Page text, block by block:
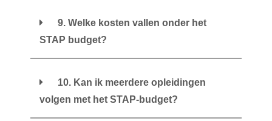
9. Welke kosten vallen onder het
STAP budget?
10. Kan ik meerdere opleidingen
volgen met het STAP-budget?